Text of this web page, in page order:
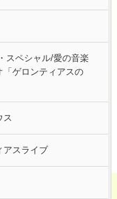
スペシャル/愛の音楽
「ゲロンティアスの
アスライブ